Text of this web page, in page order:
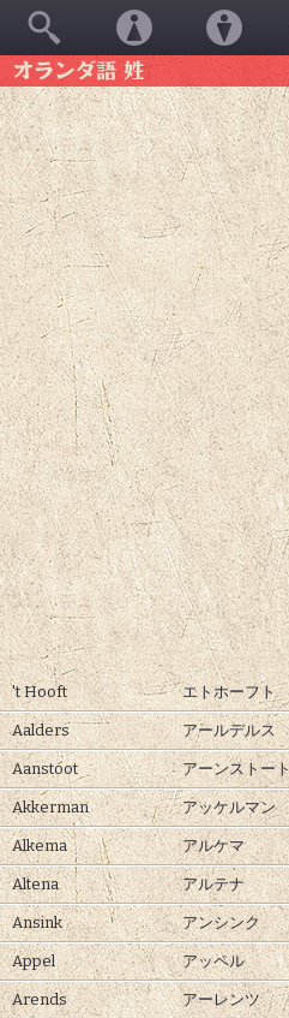
't Hooft エトホーフト
Aalders アールデルス
Aanstoot アーンストート
Akkerman アッケルマン
Alkema アルケマ
Altena アルテナ
Ansink アンシンク
Appel アッペル
Arends アーレンツ